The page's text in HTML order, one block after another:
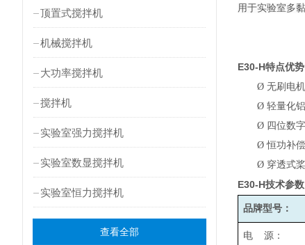
顶置式搅拌机
机械搅拌机
大功率搅拌机
搅拌机
实验室强力搅拌机
实验室数显搅拌机
实验室恒力搅拌机
查看全部
用于实验室多
E30-H特点优势
Ø 无刷电
Ø 轻量化
Ø 四位数
Ø 恒功补
Ø 穿透式
E30-H技术参数
品牌型号：
电 源：